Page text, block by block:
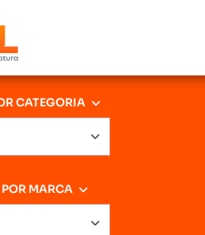
CATEGORIA
POR MARCA